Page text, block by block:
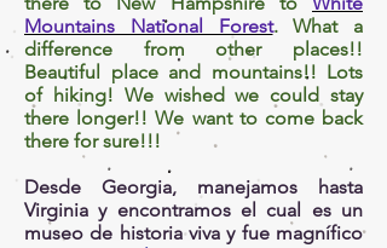
Mountains National Forest. What a
difference from other places!!
Beautiful place and mountains!! Lots
of hiking! We wished we could stay
there longer!! We want to come back
there for sure!!!
Desde Georgia, manejamos hasta
Virginia y encontramos el cual es un
museo de historia viva y fue magnífico